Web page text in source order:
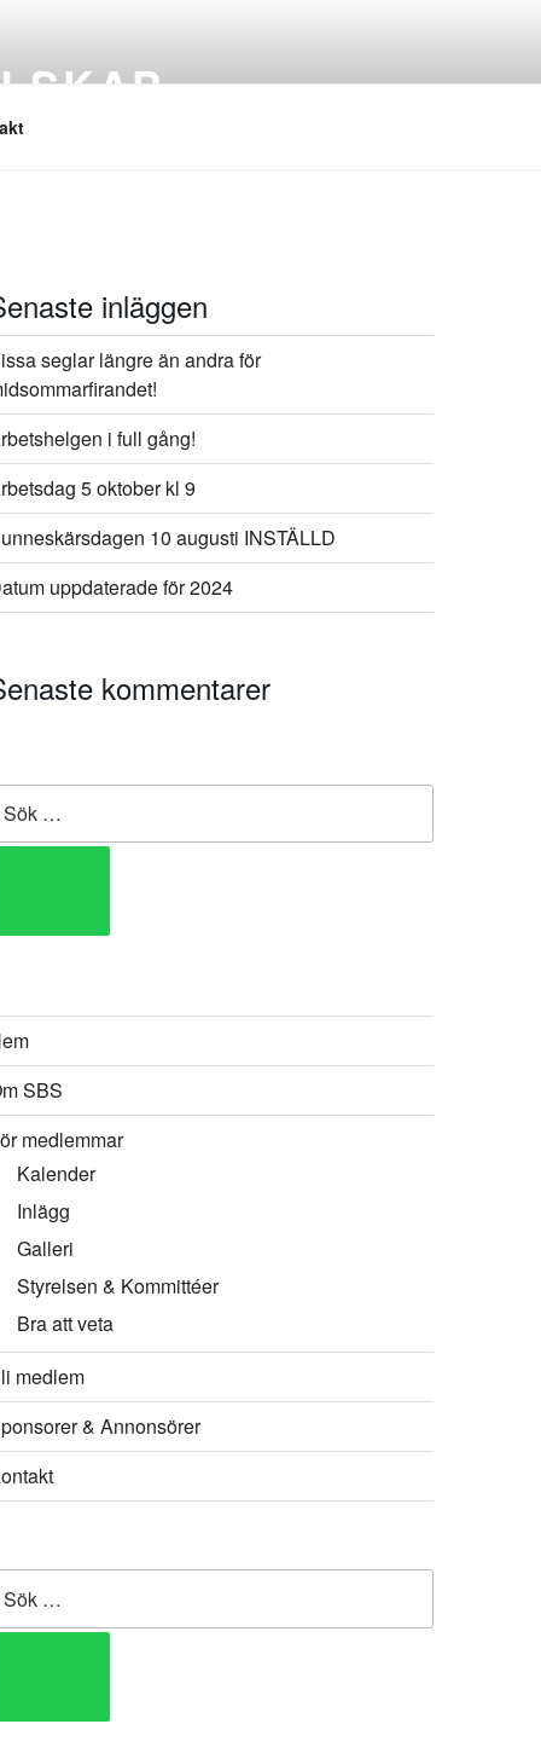
inläggen
seglar längre än andra för
i full gång!
5 oktober kl 9
10 augusti INSTÄLLD​
uppdaterade för 2024
kommentarer
SBS
medlemmar
Kalender
Inlägg
Galleri
Styrelsen & Kommittéer
Bra att veta
medlem
& Annonsörer